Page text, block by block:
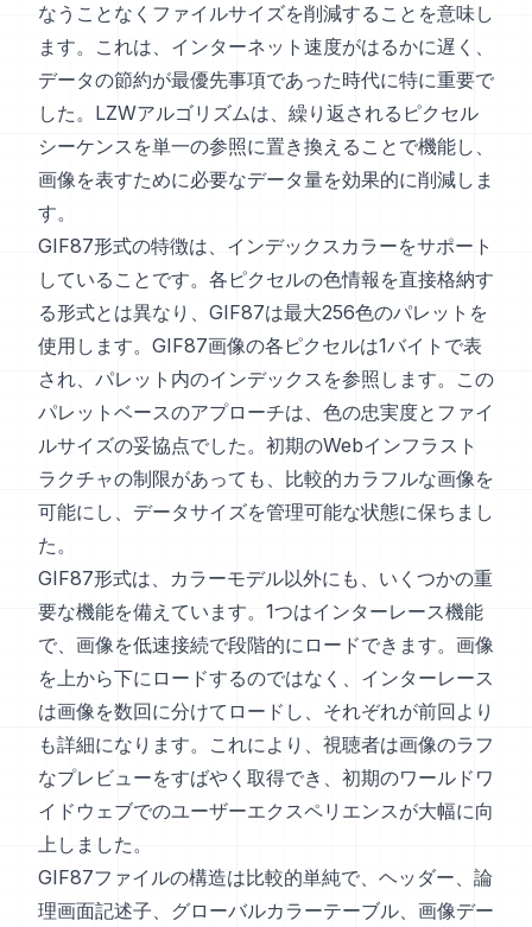
なうことなくファイルサイズを削減することを意味し
ます。これは、インターネット速度がはるかに遅く、
データの節約が最優先事項であった時代に特に重要で
した。LZWアルゴリズムは、繰り返されるピクセル
シーケンスを単一の参照に置き換えることで機能し、
画像を表すために必要なデータ量を効果的に削減しま
す。
GIF87形式の特徴は、インデックスカラーをサポート
していることです。各ピクセルの色情報を直接格納す
る形式とは異なり、GIF87は最大256色のパレットを
使用します。GIF87画像の各ピクセルは1バイトで表
され、パレット内のインデックスを参照します。この
パレットベースのアプローチは、色の忠実度とファイ
ルサイズの妥協点でした。初期のWebインフラスト
ラクチャの制限があっても、比較的カラフルな画像を
可能にし、データサイズを管理可能な状態に保ちまし
た。
GIF87形式は、カラーモデル以外にも、いくつかの重
要な機能を備えています。1つはインターレース機能
で、画像を低速接続で段階的にロードできます。画像
を上から下にロードするのではなく、インターレース
は画像を数回に分けてロードし、それぞれが前回より
も詳細になります。これにより、視聴者は画像のラフ
なプレビューをすばやく取得でき、初期のワールドワ
イドウェブでのユーザーエクスペリエンスが大幅に向
上しました。
GIF87ファイルの構造は比較的単純で、ヘッダー、論
理画面記述子、グローバルカラーテーブル、画像デー